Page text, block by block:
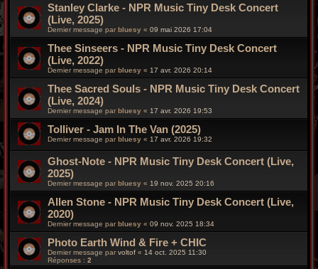
Stanley Clarke - NPR Music Tiny Desk Concert
(Live, 2025)
Dernier message par bluesy « 09 mai 2026 17:04
Thee Sinseers - NPR Music Tiny Desk Concert
(Live, 2022)
Dernier message par bluesy « 17 avr. 2026 20:14
Thee Sacred Souls - NPR Music Tiny Desk Concert
(Live, 2024)
Dernier message par bluesy « 17 avr. 2026 19:53
Tolliver - Jam In The Van (2025)
Dernier message parbluesy « 17 avr. 2026 19:32
Ghost-Note - NPR Music Tiny Desk Concert (Live,
2025)
Dernier message par bluesy « 19 nov. 2025 20:16
Allen Stone - NPR Music Tiny Desk Concert (Live,
2020)
Dernier message par bluesy « 09 nov. 2025 18:34
Photo Earth Wind & Fire + CHIC
Dernier message par voltof « 14 oct. 2025 11:30
Réponses : 2